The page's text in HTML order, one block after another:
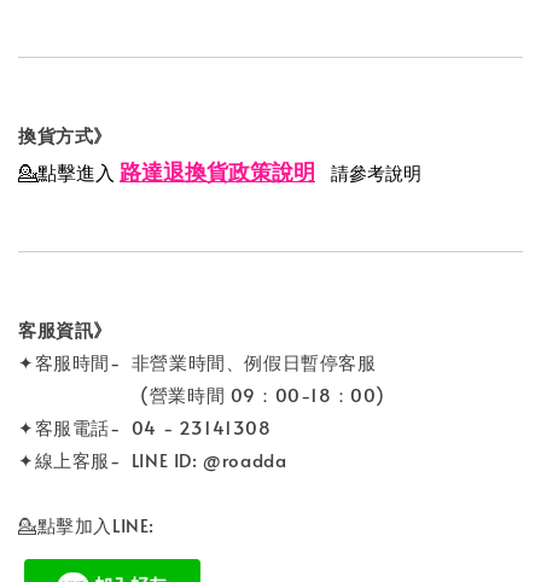
換貨方式》
💁點擊進入 路達退換貨政策說明 請參考說明
客服資訊》
✦客服時間- 非營業時間、例假日暫停客服
(營業時間 09：00-18：00)
✦客服電話- 04 - 23141308
✦線上客服- LINE ID: @roadda
💁點擊加入LINE: